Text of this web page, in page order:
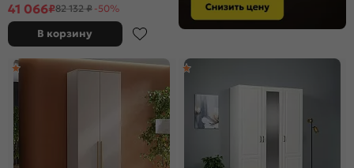
41 066₽82 132 ₽ -50%
В корзину